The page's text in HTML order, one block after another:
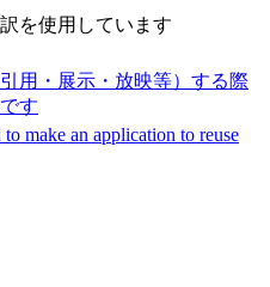
を使用しています
用・展示・放映等）する際
す
make an application to reuse